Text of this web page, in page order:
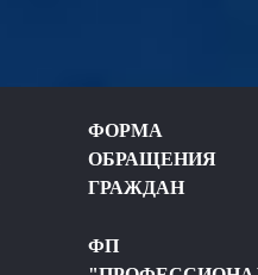
ФОРМА
ОБРАЩЕНИЯ
ГРАЖДАН
ФП